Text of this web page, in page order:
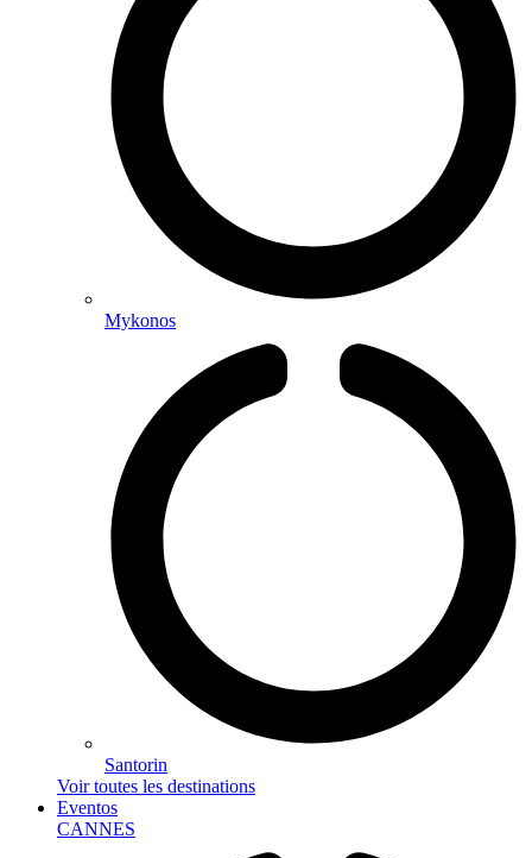
Mykonos
Santorin
Voir toutes les destinations
Eventos
CANNES